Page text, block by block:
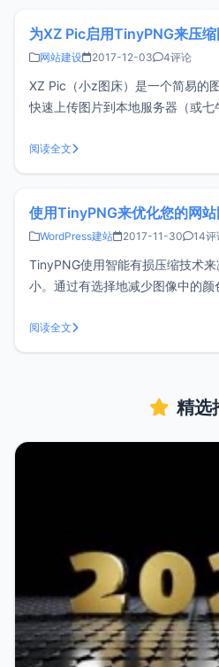
为XZ Pic启用TinyPNG来压
网站建设 2017-12-03 4评论
XZ Pic（小z图床）是一个简易的
快速上传图片到本地服务器（或七
章《使用TinyPNG来优化您的网站
以有效的压缩图片，从而提高速
阅读全文
使用TinyPNG来优化您的网
WordPress建站 2017-11-30 14评
TinyPNG使用智能有损压缩技术
小。通过有选择地减少图像中的颜
别！通俗点说就是就是尽可能不影
压缩图片，降低页面大小，间接
阅读全文
精选